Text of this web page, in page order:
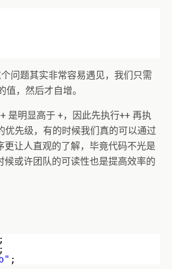
问题其实非常容易遇见，我们只需
值，然后才自增。
是明显高于 +，因此先执行++ 再执
优先级，有的时候我们真的可以通过
更让人直观的了解，毕竟代码不光是
候或许团队的可读性也是提高效率的
;
;
;